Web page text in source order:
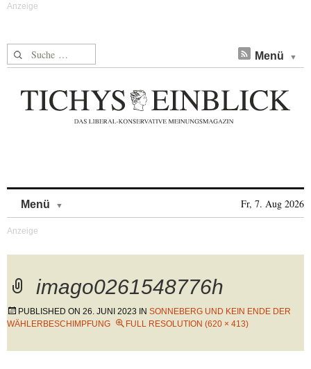
Suche nach: Menü
Menü Fr, 7. Aug 2026
imago0261548776h
PUBLISHED ON 26. JUNI 2023 IN SONNEBERG UND KEIN ENDE DER
WÄHLERBESCHIMPFUNG
FULL RESOLUTION (620 × 413)